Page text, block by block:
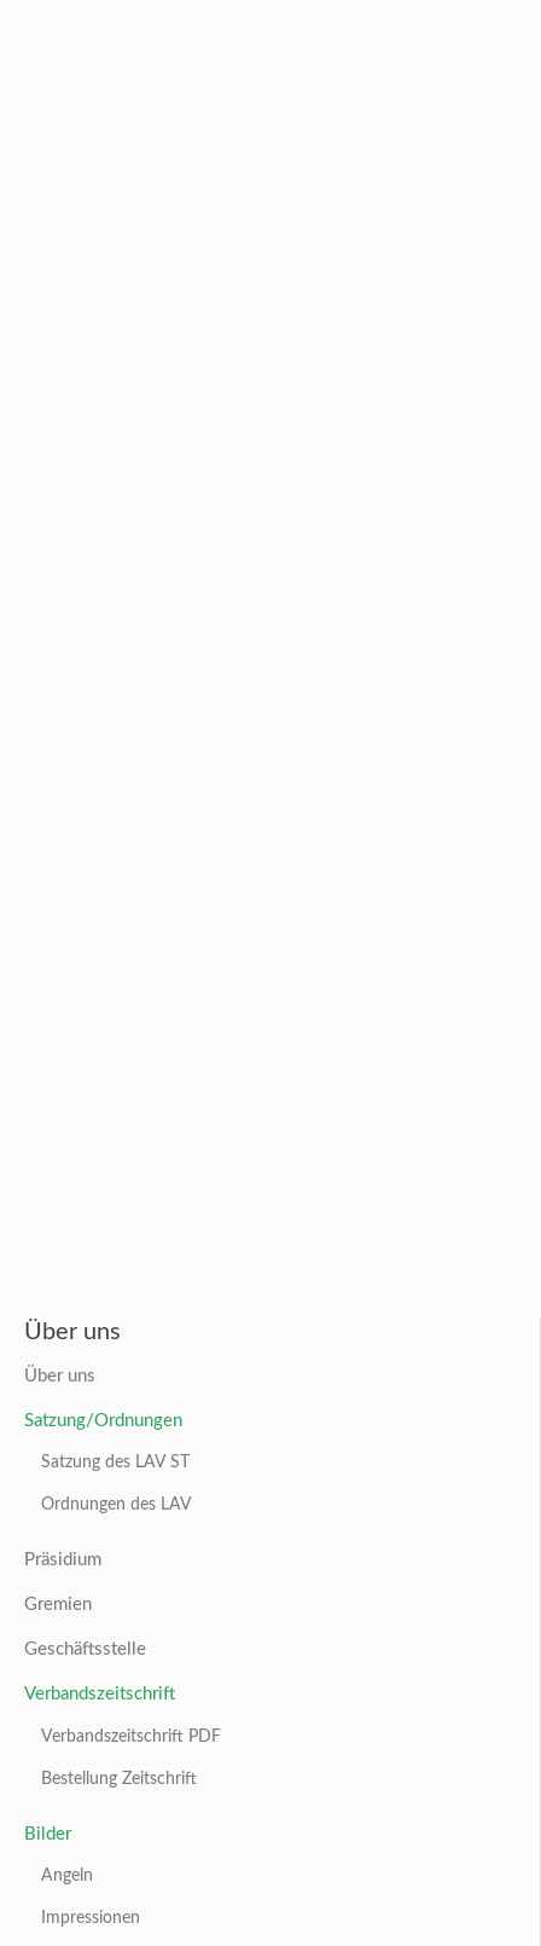
Über uns
Über uns
Satzung/Ordnungen
Satzung des LAV ST
Ordnungen des LAV
Präsidium
Gremien
Geschäftsstelle
Verbandszeitschrift
Verbandszeitschrift PDF
Bestellung Zeitschrift
Bilder
Angeln
Impressionen